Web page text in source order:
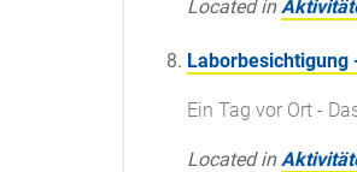
Located in
Laborbesichtigung
Ein Tag vor Ort -
Located in